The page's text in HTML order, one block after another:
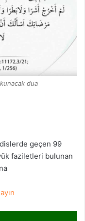
dua
geçen 99
faziletleri bulunan